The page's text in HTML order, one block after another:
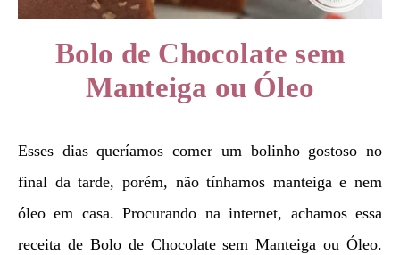
Bolo de Chocolate sem
Manteiga ou Óleo
Esses dias queríamos comer um bolinho gostoso no
final da tarde, porém, não tínhamos manteiga e nem
óleo em casa. Procurando na internet, achamos essa
receita de Bolo de Chocolate sem Manteiga ou Óleo.